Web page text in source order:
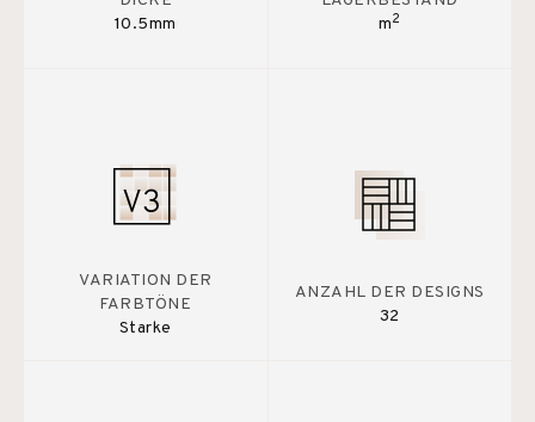
10.5mm
m2
VARIATION DER
FARBTÖNE
Starke
ANZAHL DER DESIGNS
32